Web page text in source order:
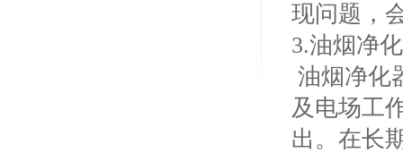
现问题，
3.油烟净
油烟净化
及电场工
出。在长